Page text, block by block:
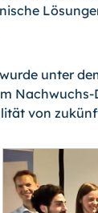
unter
von